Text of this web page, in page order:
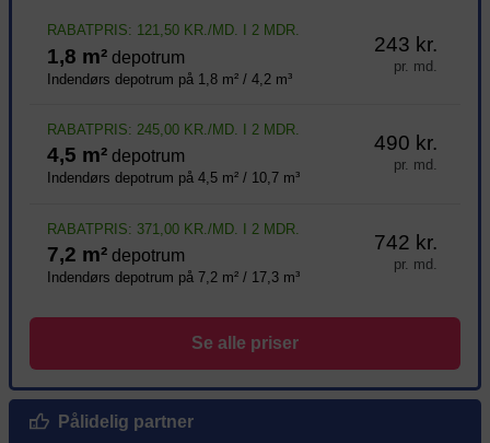
RABATPRIS: 121,50 KR./MD. I 2 MDR.
1,8 m² depotrum
Indendørs depotrum på 1,8 m² / 4,2 m³
243 kr.
pr. md.
RABATPRIS: 245,00 KR./MD. I 2 MDR.
4,5 m² depotrum
Indendørs depotrum på 4,5 m² / 10,7 m³
490 kr.
pr. md.
RABATPRIS: 371,00 KR./MD. I 2 MDR.
7,2 m² depotrum
Indendørs depotrum på 7,2 m² / 17,3 m³
742 kr.
pr. md.
Se alle priser
Pålidelig partner